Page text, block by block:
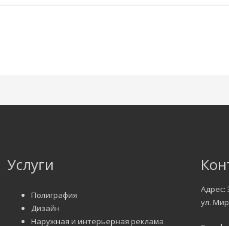
Услуги
Полиграфия
Дизайн
Наружная и интерьерная реклама
Адрес:
ул.